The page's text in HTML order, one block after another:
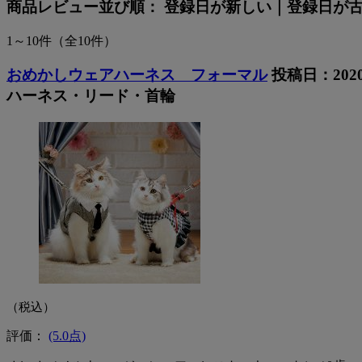
商品レビュー並び順： 登録日が新しい 登録日が
1～10件 （全10件）
おめかしウェアハーネス フォーマル 投稿日：
ハーネス・リード・首輪
（税込）
評価： (5.0点)